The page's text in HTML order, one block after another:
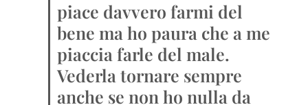
piace davvero farmi del
bene ma ho paura che a me
piaccia farle del male.
Vederla tornare sempre
anche se non ho nulla da